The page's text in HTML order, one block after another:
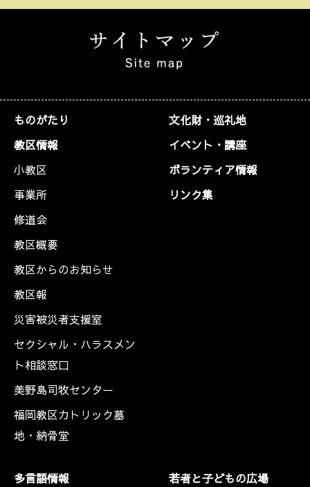
ものがたり
教区情報
小教区
事業所
修道会
教区概要
教区からのお知らせ
教区報
災害被災者支援室
セクシャル・ハラスメン
ト相談窓口
美野島司牧センター
福岡教区カトリック墓
地・納骨堂
文化財・巡礼地
イベント・講座
ボランティア情報
リンク集
多言語情報
若者と子どもの広場